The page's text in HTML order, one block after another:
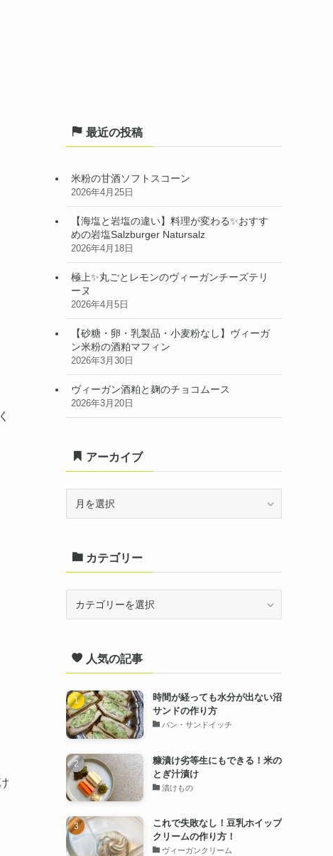
最近の投稿
米粉の甘酒ソフトスコーン
2026年4月25日
【海塩と岩塩の違い】料理が変わる✨おすす
めの岩塩Salzburger Natursalz
2026年4月18日
極上✨丸ごとレモンのヴィーガンチーズテリ
ーヌ
2026年4月5日
【砂糖・卵・乳製品・小麦粉なし】ヴィーガ
ン米粉の酒粕マフィン
2026年3月30日
ヴィーガン酒粕と麹のチョコムース
2026年3月20日
アーカイブ
ブ
カテゴリー
リ
ー
人気の記事
時間が経っても水分が出ない沼
サンドの作り方
パン・サンドイッチ
糠漬け劣等生にもできる！米の
とぎ汁漬け
漬けもの
これで失敗なし！豆乳ホイップ
クリームの作り方！
ヴィーガンクリーム